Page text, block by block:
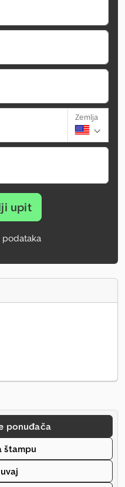
Zemlja
upit
podataka
ponuđača
štampu